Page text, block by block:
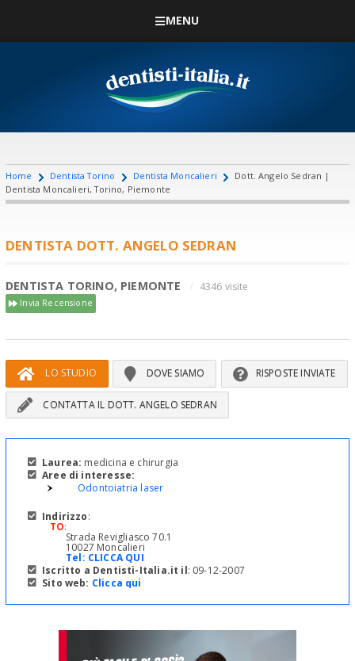
MENU
Home Dentista Torino Dentista Moncalieri
Dott. Angelo Sedran |
Dentista Moncalieri, Torino, Piemonte
DENTISTA DOTT. ANGELO SEDRAN
DENTISTA TORINO, PIEMONTE 4346 visite
Invia Recensione
LO STUDIO DOVE SIAMO RISPOSTE INVIATE
CONTATTA IL DOTT. ANGELO SEDRAN
Laurea: medicina e chirurgia
Aree di interesse:
Odontoiatria laser
Indirizzo:
TO:
Strada Revigliasco 70.1
10027 Moncalieri
Tel: CLICCA QUI
Iscritto a Dentisti-Italia.it il: 09-12-2007
Sito web: Clicca qui